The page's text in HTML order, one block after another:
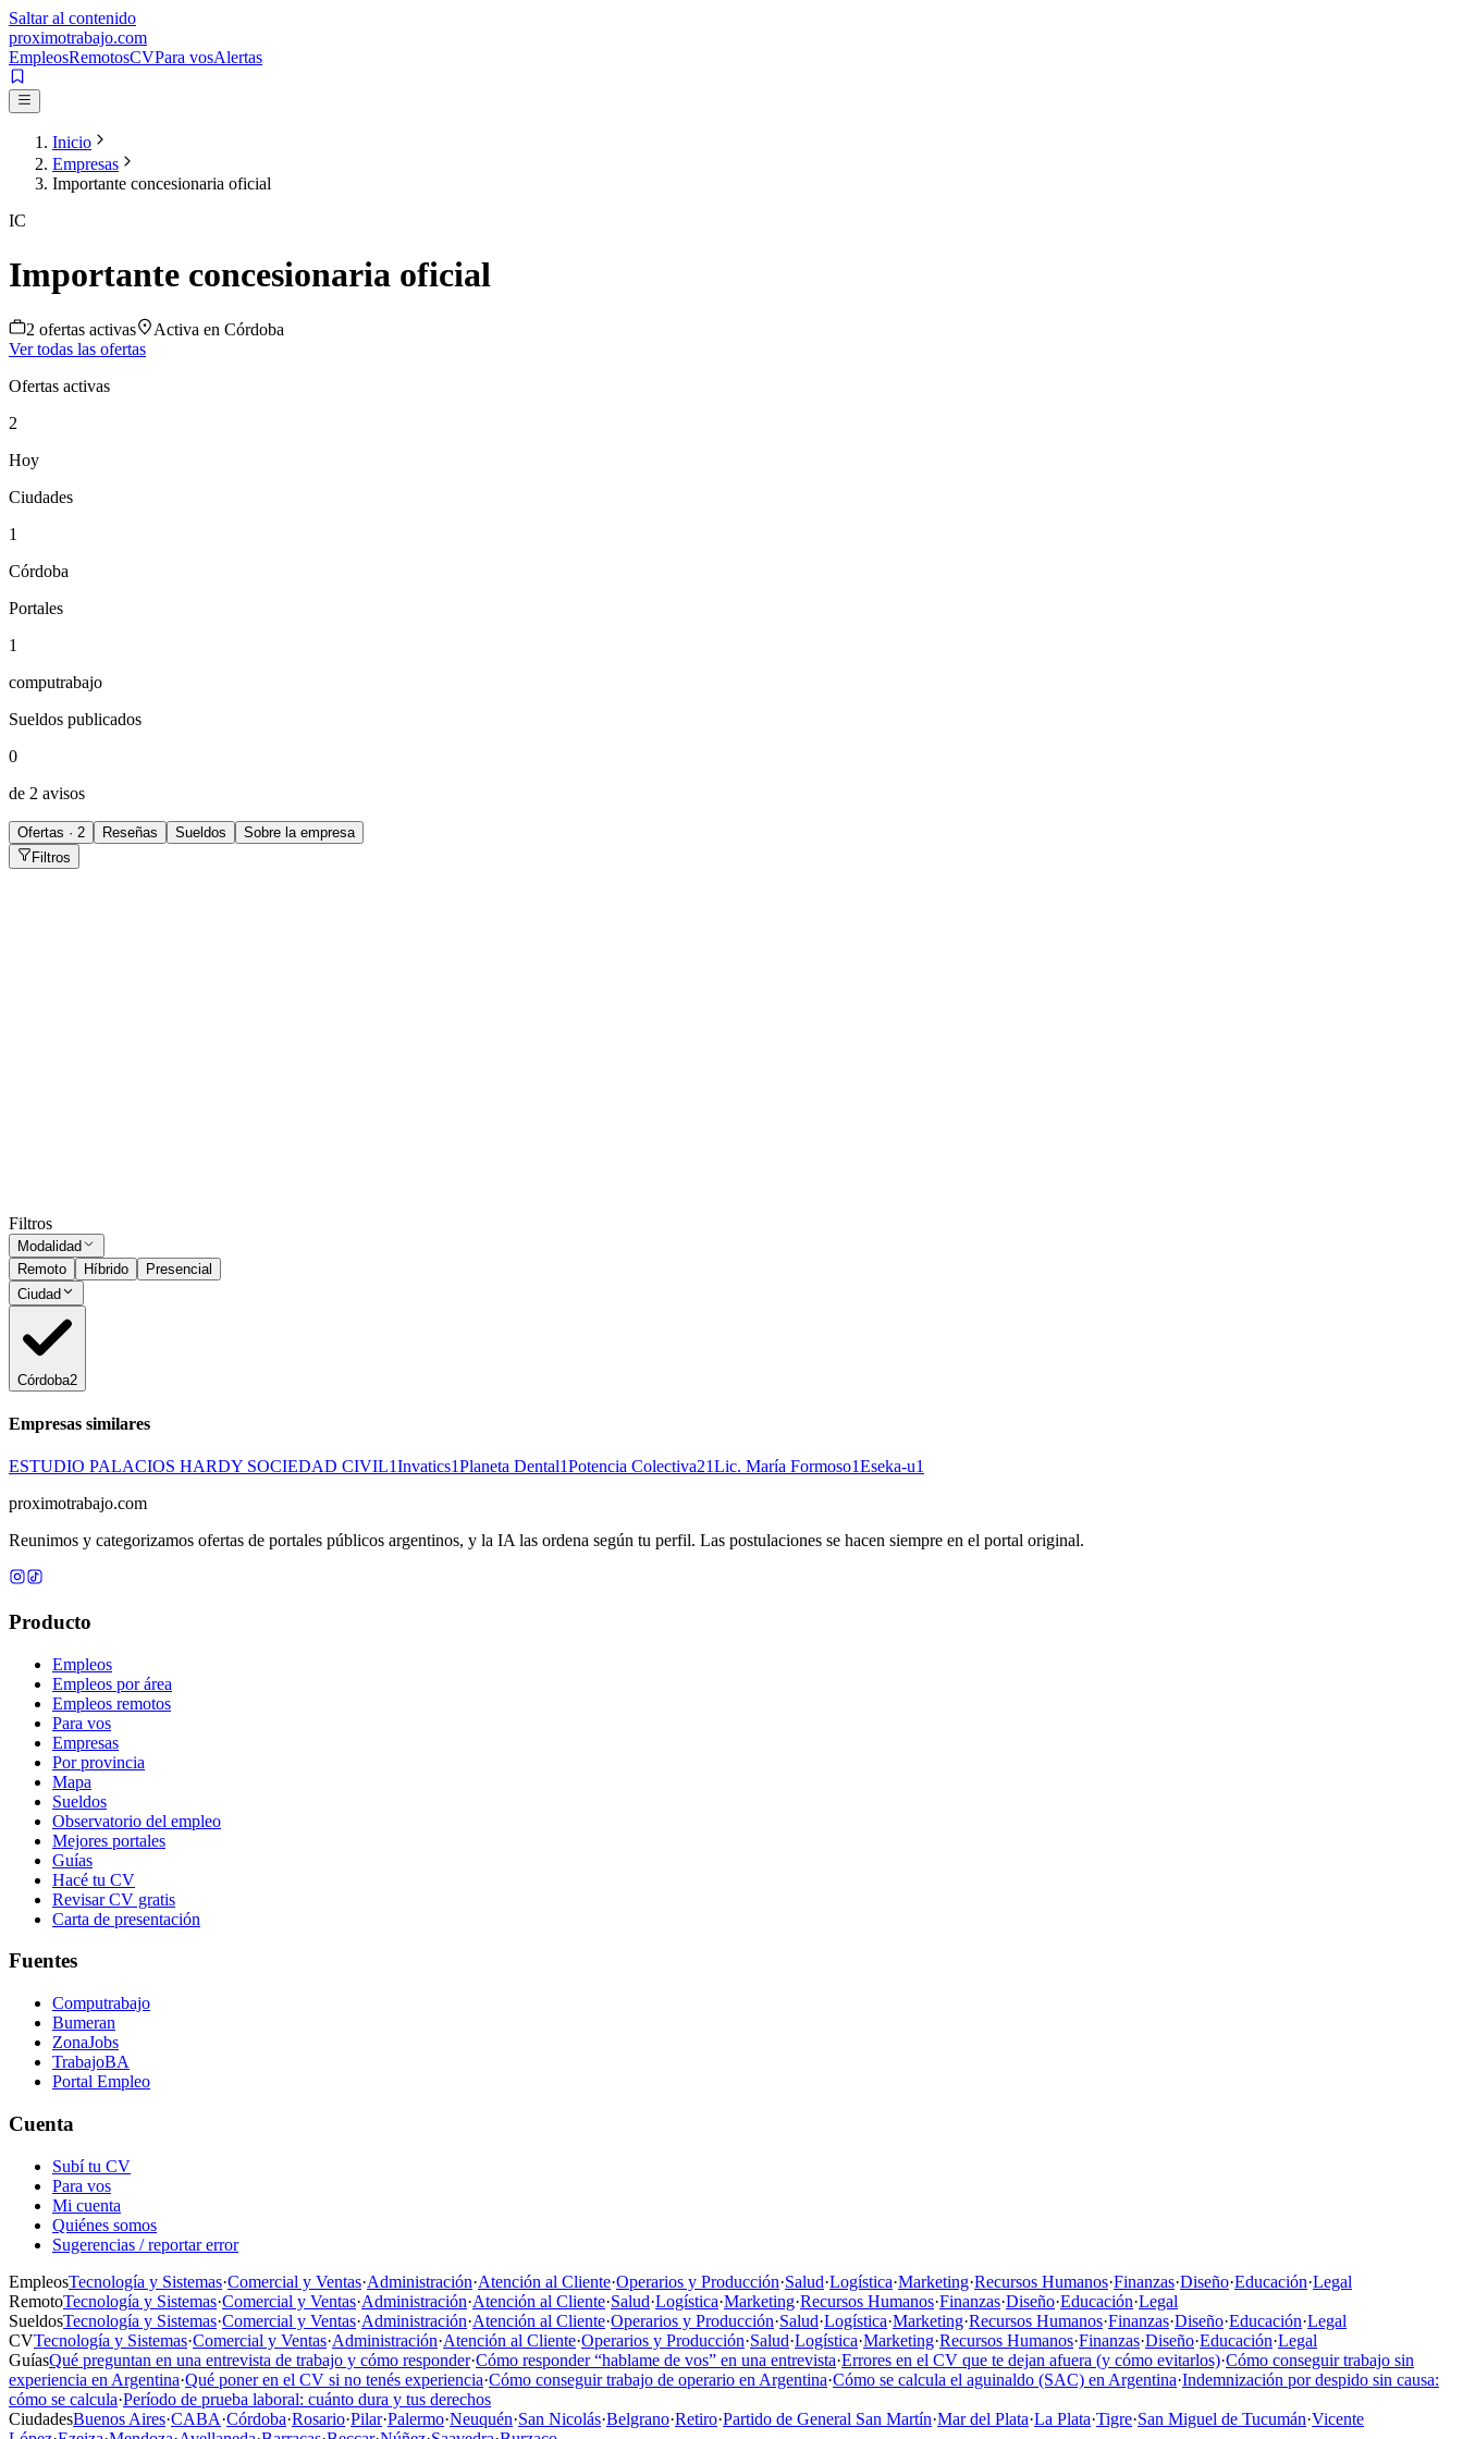
Saltar al contenido
proximotrabajo.com
EmpleosRemotosCVPara vosAlertas
Inicio
Empresas
Importante concesionaria oficial
IC
Importante concesionaria oficial
2 ofertas activas Activa en Córdoba
Ver todas las ofertas
Ofertas activas
2
Hoy
Ciudades
1
Córdoba
Portales
1
computrabajo
Sueldos publicados
0
de 2 avisos
Ofertas · 2 Reseñas Sueldos
Sobre la empresa
Filtros
Filtros
Modalidad
Remoto
Híbrido
Presencial
Ciudad
Córdoba2
Empresas similares
ESTUDIO PALACIOS HARDY SOCIEDAD CIVIL1Invatics1Planeta Dental1Potencia Colectiva21Lic. María Formoso1Eseka-u1
proximotrabajo.com
Reunimos y categorizamos ofertas de portales públicos argentinos, y la IA las ordena según tu perfil. Las postulaciones se hacen siempre en el portal original.
Producto
Empleos
Empleos por área
Empleos remotos
Para vos
Empresas
Por provincia
Mapa
Sueldos
Observatorio del empleo
Mejores portales
Guías
Hacé tu CV
Revisar CV gratis
Carta de presentación
Fuentes
Computrabajo
Bumeran
ZonaJobs
TrabajoBA
Portal Empleo
Cuenta
Subí tu CV
Para vos
Mi cuenta
Quiénes somos
Sugerencias / reportar error
EmpleosTecnología y Sistemas·Comercial y Ventas·Administración·Atención al Cliente·Operarios y Producción·Salud·Logística·Marketing·Recursos Humanos·Finanzas·Diseño·Educación·Legal
RemotoTecnología y Sistemas·Comercial y Ventas·Administración·Atención al Cliente·Salud·Logística·Marketing·Recursos Humanos·Finanzas·Diseño·Educación·Legal
SueldosTecnología y Sistemas·Comercial y Ventas·Administración·Atención al Cliente·Operarios y Producción·Salud·Logística·Marketing·Recursos Humanos·Finanzas·Diseño·Educación·Legal
CVTecnología y Sistemas·Comercial y Ventas·Administración·Atención al Cliente·Operarios y Producción·Salud·Logística·Marketing·Recursos Humanos·Finanzas·Diseño·Educación·Legal
GuíasQué preguntan en una entrevista de trabajo y cómo responder·Cómo responder “hablame de vos” en una entrevista·Errores en el CV que te dejan afuera (y cómo evitarlos)·Cómo conseguir trabajo sin
experiencia en Argentina·Qué poner en el CV si no tenés experiencia·Cómo conseguir trabajo de operario en Argentina·Cómo se calcula el aguinaldo (SAC) en Argentina·Indemnización por despido sin causa:
cómo se calcula·Período de prueba laboral: cuánto dura y tus derechos
CiudadesBuenos Aires·CABA·Córdoba·Rosario·Pilar·Palermo·Neuquén·San Nicolás·Belgrano·Retiro·Partido de General San Martín·Mar del Plata·La Plata·Tigre·San Miguel de Tucumán·Vicente